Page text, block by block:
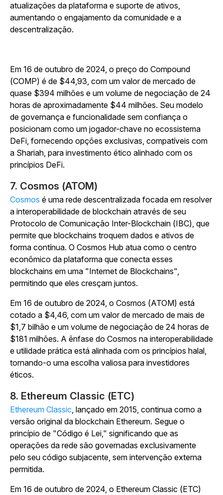
atualizações da plataforma e suporte de ativos,
aumentando o engajamento da comunidade e a
descentralização.
Em 16 de outubro de 2024, o preço do Compound
(COMP) é de $44,93, com um valor de mercado de
quase $394 milhões e um volume de negociação de 24
horas de aproximadamente $44 milhões. Seu modelo
de governança e funcionalidade sem confiança o
posicionam como um jogador-chave no ecossistema
DeFi, fornecendo opções exclusivas, compatíveis com
a Shariah, para investimento ético alinhado com os
princípios DeFi.
7. Cosmos (ATOM)
Cosmos é uma rede descentralizada focada em resolver
a interoperabilidade de blockchain através de seu
Protocolo de Comunicação Inter-Blockchain (IBC), que
permite que blockchains troquem dados e ativos de
forma contínua. O Cosmos Hub atua como o centro
econômico da plataforma que conecta esses
blockchains em uma "Internet de Blockchains",
permitindo que eles cresçam juntos.
Em 16 de outubro de 2024, o Cosmos (ATOM) está
cotado a $4,46, com um valor de mercado de mais de
$1,7 bilhão e um volume de negociação de 24 horas de
$181 milhões. A ênfase do Cosmos na interoperabilidade
e utilidade prática está alinhada com os princípios halal,
tornando-o uma escolha valiosa para investidores
éticos.
8. Ethereum Classic (ETC)
Ethereum Classic, lançado em 2015, continua como a
versão original da blockchain Ethereum. Segue o
princípio de "Código é Lei," significando que as
operações da rede são governadas exclusivamente
pelo seu código subjacente, sem intervenção externa
permitida.
Em 16 de outubro de 2024, o Ethereum Classic (ETC)